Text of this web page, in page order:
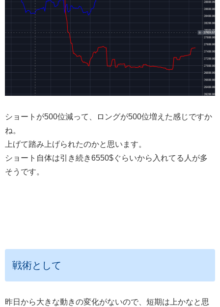
ショートが500位減って、ロングが500位増えた感じですか
ね。
上げて踏み上げられたのかと思います。
ショート自体は引き続き6550$ぐらいから入れてる人が多
そうです。
戦術として
昨日から大きな動きの変化がないので、短期は上かなと思